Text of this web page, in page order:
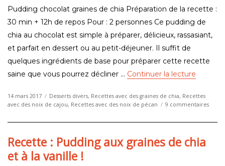
Pudding chocolat graines de chia Préparation de la recette :
30 min + 12h de repos Pour : 2 personnes Ce pudding de
chia au chocolat est simple à préparer, délicieux, rassasiant,
et parfait en dessert ou au petit-déjeuner. Il suffit de
quelques ingrédients de base pour préparer cette recette
saine que vous pourrez décliner … Continuer la lecture
Publié
le
14 mars 2017 Catégories
Desserts divers, Recettes avec des graines de chia, Recettes
avec des noix de cajou, Recettes avec des noix de pécan 9 commentairessur
:
Recette : Pudding aux graines de chia
et à la vanille !